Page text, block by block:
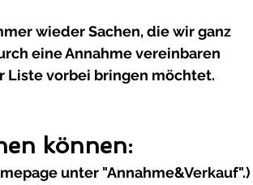
wieder Sachen, die wir ganz
eine Annahme vereinbaren
Liste vorbei bringen möchtet.
können:
unter "Annahme&Verkauf".)